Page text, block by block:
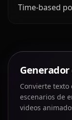
Time-based
Convierte texto
escenarios de
videos